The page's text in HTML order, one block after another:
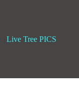
Live Tree PICS